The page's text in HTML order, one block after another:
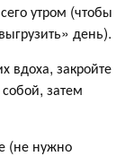
утром (чтобы
день).
вдоха, закройте
собой, затем
(не нужно